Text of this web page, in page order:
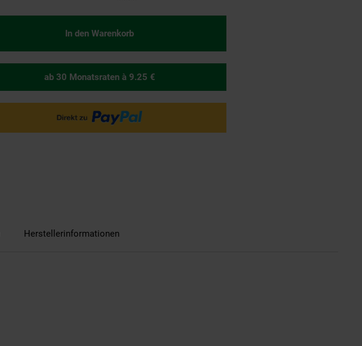
In den Warenkorb
ab 30 Monatsraten à 9.25 €
Herstellerinformationen